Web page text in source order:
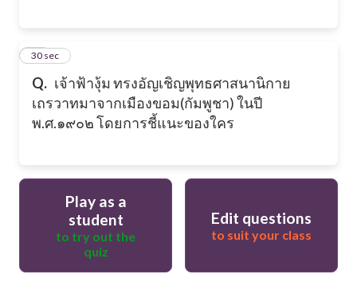
Q. เจ้าฟ้างุ้ม ทรงอัญเชิญพุทธศาสนานิกาย
เถรวาทมาจากเมืองขอม(กัมพูชา) ในปี
พ.ศ.๑๙๐๒ โดยการชี้แนะของใคร
20
30 sec
Play as a
student
to try out the
quiz
Edit questions
to suit your class